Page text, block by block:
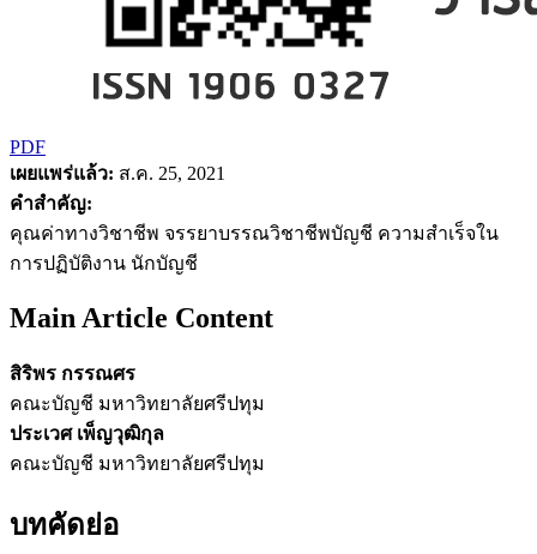
PDF
เผยแพร่แล้ว: ส.ค. 25, 2021
คำสำคัญ:
คุณค่าทางวิชาชีพ จรรยาบรรณวิชาชีพบัญชี ความสำเร็จใน
การปฏิบัติงาน นักบัญชี
Main Article Content
สิริพร กรรณศร
คณะบัญชี มหาวิทยาลัยศรีปทุม
ประเวศ เพ็ญวุฒิกุล
คณะบัญชี มหาวิทยาลัยศรีปทุม
บทคัดย่อ